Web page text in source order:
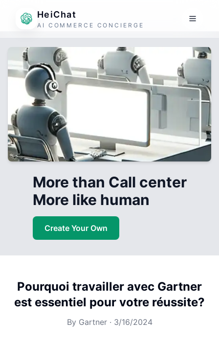
HeiChat
AI COMMERCE CONCIERGE
More than Call center
More like human
Create Your Own
Pourquoi travailler avec Gartner
est essentiel pour votre réussite?
By Gartner· 3/16/2024